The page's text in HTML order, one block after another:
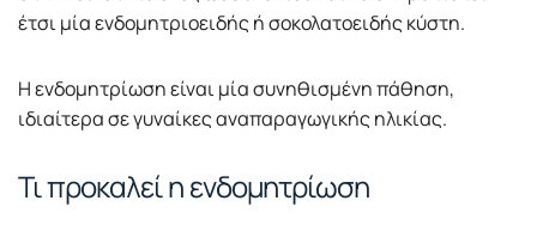
έτσι μία ενδομητριοειδής ή σοκολατοειδής κύστη.
Η ενδομητρίωση είναι μία συνηθισμένη πάθηση,
ιδιαίτερα σε γυναίκες αναπαραγωγικής ηλικίας.
Τι προκαλεί η ενδομητρίωση